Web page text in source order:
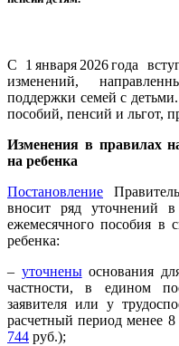
С 1 января 2026 года
изменений,
поддержки семей с
пособий, пенсий и льгот,
Изменения в правилах
на ребенка
Постановление
вносит ряд уточнений в
ежемесячного пособия в
ребенка:
– уточненыоснования
частности, в едином
заявителя или у
расчетный период менее
744 руб.);